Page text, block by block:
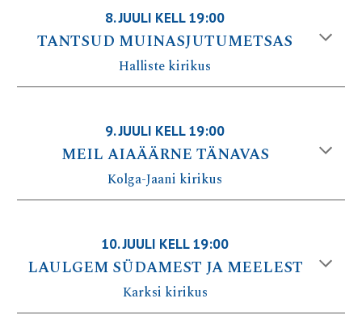
8. JUULI KELL 19:00
TANTSUD MUINASJUTUMETSAS
Halliste kirikus
9. JUULI KELL 19:00
MEIL AIAÄÄRNE TÄNAVAS
Kolga-Jaani kirikus
10. JUULI KELL 19:00
LAULGEM SÜDAMEST JA MEELEST
Karksi kirikus